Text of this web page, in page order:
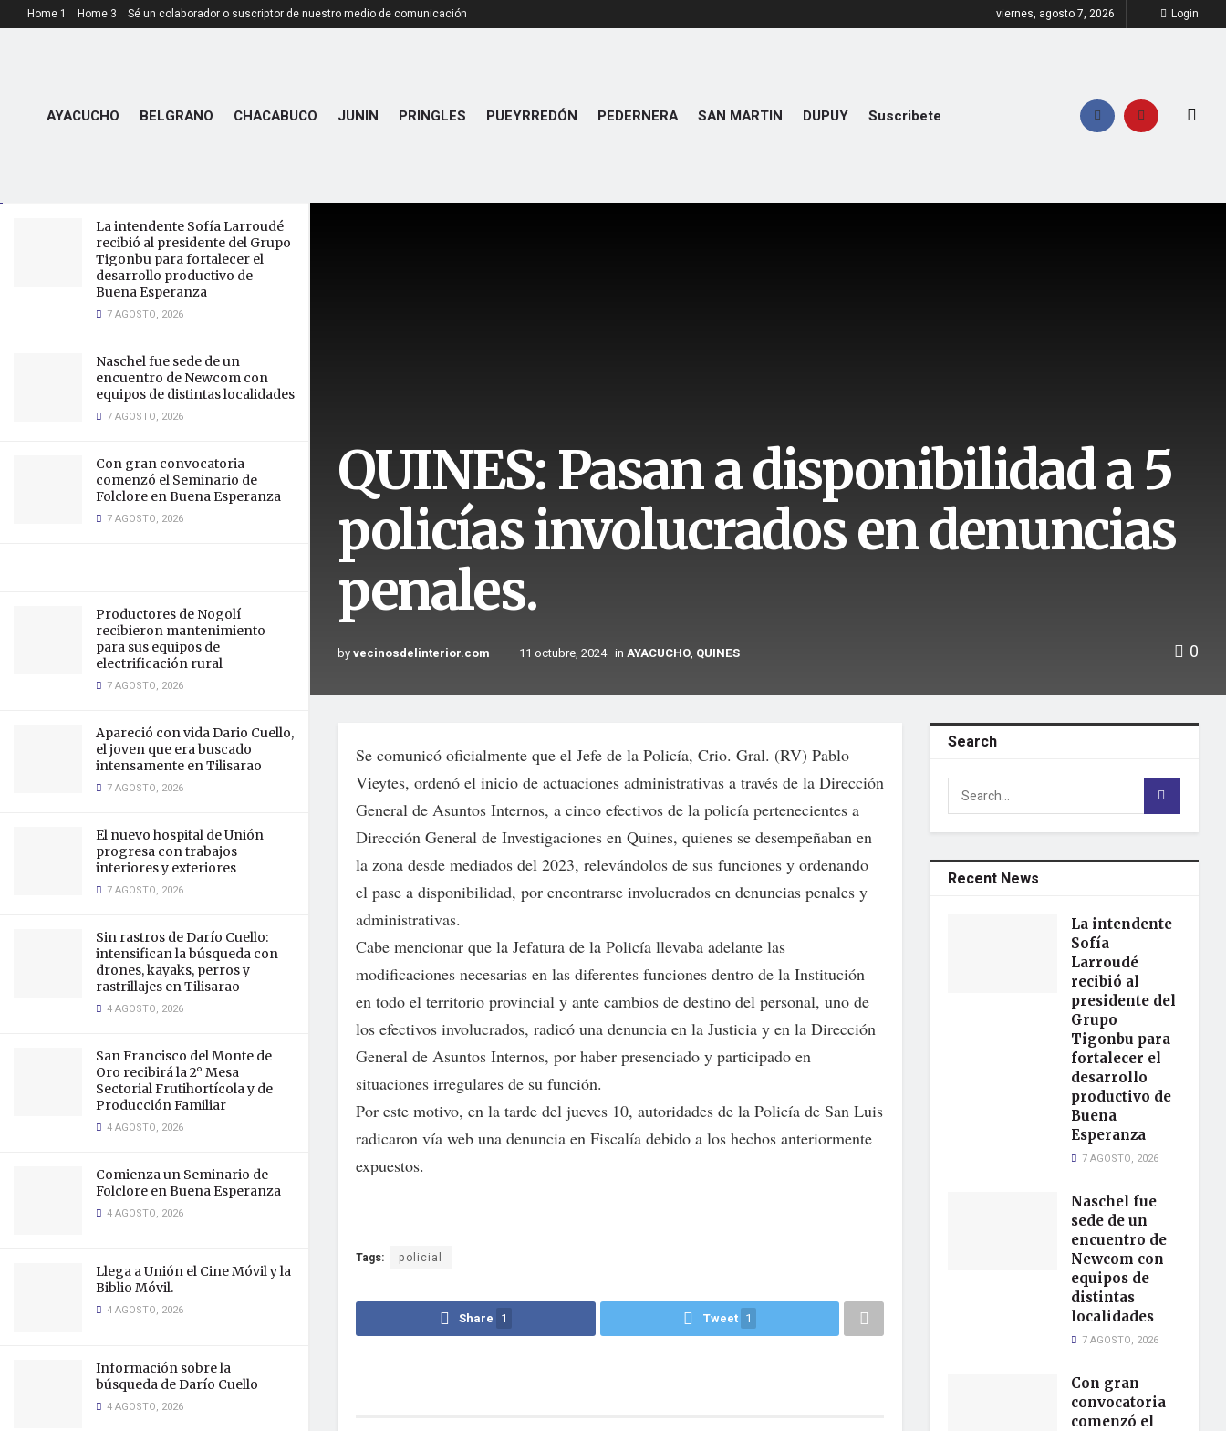
LATEST TRENDING
QUINES: Pasan a disponibilidad a
5 policías involucrados en
La intendente Sofía Larroudé
recibió al presidente del Grupo
Tigonbu para fortalecer el
desarrollo productivo de
Buena Esperanza
7 AGOSTO, 2026
Naschel fue sede de un
encuentro de Newcom con
equipos de distintas localidades
7 AGOSTO, 2026
Con gran convocatoria
comenzó el Seminario de
Folclore en Buena Esperanza
7 AGOSTO, 2026
Productores de Nogolí
recibieron mantenimiento
para sus equipos de
electrificación rural
7 AGOSTO, 2026
Apareció con vida Dario Cuello,
el joven que era buscado
intensamente en Tilisarao
7 AGOSTO, 2026
El nuevo hospital de Unión
progresa con trabajos
interiores y exteriores
7 AGOSTO, 2026
Sin rastros de Darío Cuello:
intensifican la búsqueda con
drones, kayaks, perros y
rastrillajes en Tilisarao
4 AGOSTO, 2026
San Francisco del Monte de
Oro recibirá la 2° Mesa
Sectorial Frutihortícola y de
Producción Familiar
4 AGOSTO, 2026
Comienza un Seminario de
Folclore en Buena Esperanza
4 AGOSTO, 2026
Llega a Unión el Cine Móvil y la
Biblio Móvil.
4 AGOSTO, 2026
Información sobre la
búsqueda de Darío Cuello
4 AGOSTO, 2026
Home 1 Home 3 Sé un colaborador o suscriptor de nuestro medio de comunicación viernes, agosto 7, 2026 Login
AYACUCHO BELGRANO CHACABUCO JUNIN PRINGLES PUEYRREDÓN PEDERNERA SAN MARTIN DUPUY Suscribete
QUINES: Pasan a disponibilidad a 5
policías involucrados en denuncias
penales.
byvecinosdelinterior.com 11 octubre, 2024 in AYACUCHO, QUINES 0
Se comunicó oficialmente que el Jefe de la Policía, Crio. Gral. (RV) Pablo
Vieytes, ordenó el inicio de actuaciones administrativas a través de la Dirección
General de Asuntos Internos, a cinco efectivos de la policía pertenecientes a
Dirección General de Investigaciones en Quines, quienes se desempeñaban en
la zona desde mediados del 2023, relevándolos de sus funciones y ordenando
el pase a disponibilidad, por encontrarse involucrados en denuncias penales y
administrativas.
Cabe mencionar que la Jefatura de la Policía llevaba adelante las
modificaciones necesarias en las diferentes funciones dentro de la Institución
en todo el territorio provincial y ante cambios de destino del personal, uno de
los efectivos involucrados, radicó una denuncia en la Justicia y en la Dirección
General de Asuntos Internos, por haber presenciado y participado en
situaciones irregulares de su función.
Por este motivo, en la tarde del jueves 10, autoridades de la Policía de San Luis
radicaron vía web una denuncia en Fiscalía debido a los hechos anteriormente
expuestos.
Tags: policial
Share 1 Tweet 1
Search
Recent News
La intendente
Sofía
Larroudé
recibió al
presidente del
Grupo
Tigonbu para
fortalecer el
desarrollo
productivo de
Buena
Esperanza
7 AGOSTO, 2026
Naschel fue
sede de un
encuentro de
Newcom con
equipos de
distintas
localidades
7 AGOSTO, 2026
Con gran
convocatoria
comenzó el